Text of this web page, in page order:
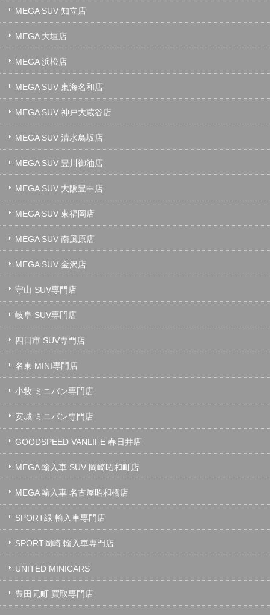
MEGA SUV 知立店
MEGA 大垣店
MEGA 浜松店
MEGA SUV 東海名和店
MEGA SUV 神戸大蔵谷店
MEGA SUV 清水鳥坂店
MEGA SUV 豊川御油店
MEGA SUV 大阪豊中店
MEGA SUV 東福岡店
MEGA SUV 南風原店
MEGA SUV 金沢店
守山 SUV専門店
岐阜 SUV専門店
四日市 SUV専門店
名東 MINI専門店
小牧 ミニバン専門店
安城 ミニバン専門店
GOODSPEED VANLIFE 春日井店
MEGA 輸入車 SUV 岡崎昭和町店
MEGA 輸入車 名古屋昭和橋店
SPORT緑 輸入車専門店
SPORT岡崎 輸入車専門店
UNITED MINICARS
豊田元町 買取専門店